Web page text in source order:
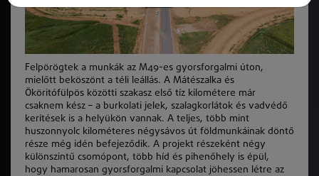
Felpörögtek a munkák az M49-es gyorsforgalmi úton,
mielőtt beköszönt a téli leállás. A Mátészalka és
Ököritófülpös közötti szakasz első tíz kilométere már
csaknem kész – a burkolati jelek, szalagkorlátok és vadvédő
kerítések is a helyükön vannak. A teljes, több mint
huszonnyolc kilométeres négysávos út földmunkáinak döntő
része még idén befejeződik. A projekt részeként négy
különszintű csomópont, több híd és pihenőhely is épül,
hogy hamarosan gyorsforgalmi kapcsolat jöhessen létre az